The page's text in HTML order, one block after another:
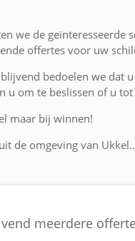
we de geïnteresseerde
offertes voor uw
bedoelen we dat
om te beslissen of u
maar bij winnen!
de omgeving van
meerdere